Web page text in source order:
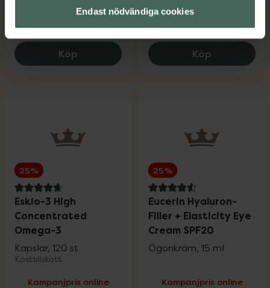
Endast nödvändiga cookies
276,75 kr
Tidigare pris:369 kr
Köp St.Tropez Self Tan Bronzing Express
296,25 kr
Tidigare pris:395 kr
Köp Eucerin
25%
4.8 av 5 i omdöme
Eskio-3 High
Concentrated
Omega-3
Kapslar, 120 st
Kosttillskott
Kampanjpris online
25%
4.6 av 5 i omdöme
Eucerin Hyaluron-
Filler + Elasticity Eye
Cream SPF20
Ögonkräm, 15 ml
Kampanjpris online